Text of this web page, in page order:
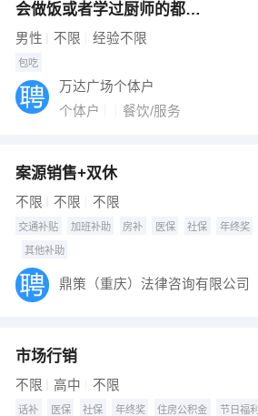
跟单
其他职位
会做饭或者学过厨师的都可以
男性 不限 经验不限
包吃
万达广场个体户
个体户
餐饮/服务
案源销售+双休
不限 不限 不限
交通补贴 加班补助 房补 医保 社保 年终奖
其他补助
鼎策（重庆）法律咨询有限公司
市场行销
不限 高中 不限
话补 医保 社保 年终奖 住房公积金 节日福利